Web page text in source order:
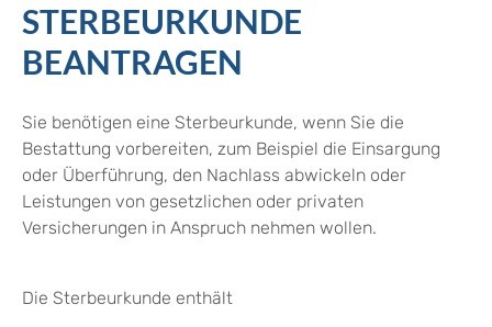
STERBEURKUNDE
BEANTRAGEN
Sie benötigen eine Sterbeurkunde, wenn Sie die
Bestattung vorbereiten, zum Beispiel die Einsargung
oder Überführung, den Nachlass abwickeln oder
Leistungen von gesetzlichen oder privaten
Versicherungen in Anspruch nehmen wollen.
Die Sterbeurkunde enthält